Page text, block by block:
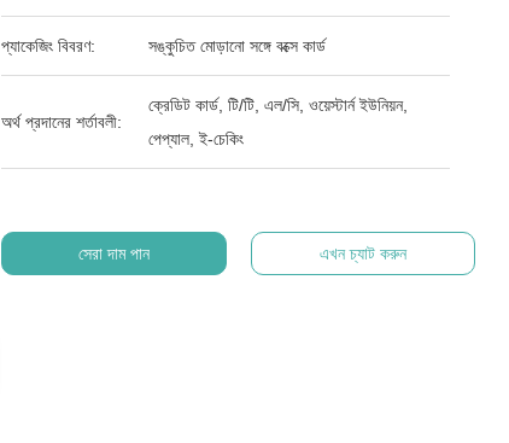
প্যাকেজিং বিবরণ: সঙ্কুচিত মোড়ানো সঙ্গে বক্সে কার্ড
অর্থ প্রদানের শর্তাবলী:
ক্রেডিট কার্ড, টি/টি, এল/সি, ওয়েস্টার্ন ইউনিয়ন,
পেপ্যাল, ই-চেকিং
সেরা দাম পান এখন চ্যাট করুন